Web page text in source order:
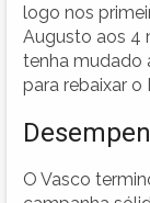
logo nos
Augusto aos 4
tenha mudado
para rebaixar o
O Vasco